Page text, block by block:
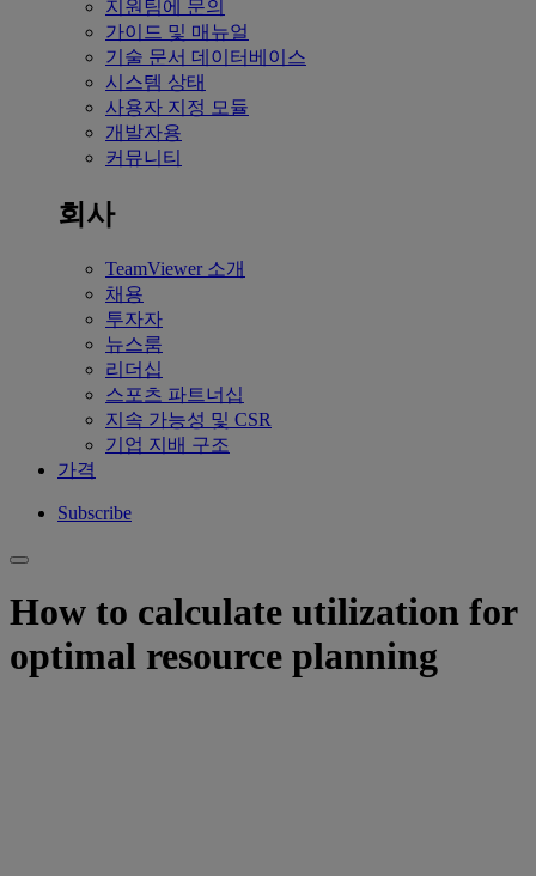
지원팀에 문의
가이드 및 매뉴얼
기술 문서 데이터베이스
시스템 상태
사용자 지정 모듈
개발자용
커뮤니티
회사
TeamViewer 소개
채용
투자자
뉴스룸
리더십
스포츠 파트너십
지속 가능성 및 CSR
기업 지배 구조
가격
Subscribe
How to calculate utilization for
optimal resource planning